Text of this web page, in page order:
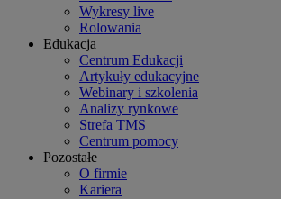
Wykresy live
Rolowania
Edukacja
Centrum Edukacji
Artykuły edukacyjne
Webinary i szkolenia
Analizy rynkowe
Strefa TMS
Centrum pomocy
Pozostałe
O firmie
Kariera